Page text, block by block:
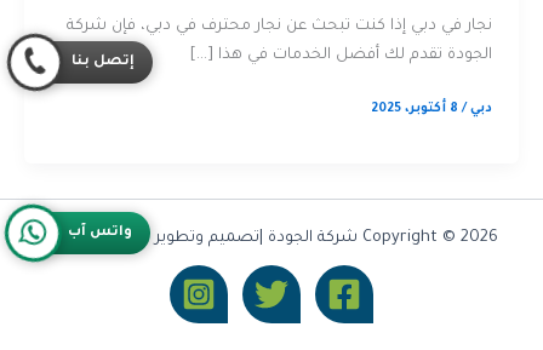
نجار في دبي إذا كنت تبحث عن نجار محترف في دبي، فإن شركة
الجودة تقدم لك أفضل الخدمات في هذا […]
دبي/ 8 أكتوبر، 2025
Copyright © 2026 شركة الجودة |تصميم وتطوير شركة Olymoo
واتس آب
إتصل بنا